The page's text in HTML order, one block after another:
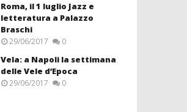
Roma, il 1 luglio Jazz e
letteratura a Palazzo
Braschi
29/06/2017 0
Vela: a Napoli la settimana
delle Vele d’Epoca
29/06/2017 0